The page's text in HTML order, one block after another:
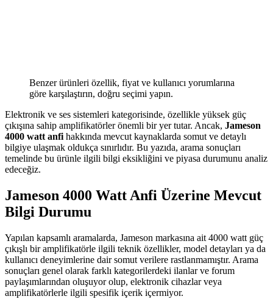
Benzer ürünleri özellik, fiyat ve kullanıcı yorumlarına
göre karşılaştırın, doğru seçimi yapın.
Elektronik ve ses sistemleri kategorisinde, özellikle yüksek güç
çıkışına sahip amplifikatörler önemli bir yer tutar. Ancak, Jameson
4000 watt anfi hakkında mevcut kaynaklarda somut ve detaylı
bilgiye ulaşmak oldukça sınırlıdır. Bu yazıda, arama sonuçları
temelinde bu ürünle ilgili bilgi eksikliğini ve piyasa durumunu analiz
edeceğiz.
Jameson 4000 Watt Anfi Üzerine Mevcut
Bilgi Durumu
Yapılan kapsamlı aramalarda, Jameson markasına ait 4000 watt güç
çıkışlı bir amplifikatörle ilgili teknik özellikler, model detayları ya da
kullanıcı deneyimlerine dair somut verilere rastlanmamıştır. Arama
sonuçları genel olarak farklı kategorilerdeki ilanlar ve forum
paylaşımlarından oluşuyor olup, elektronik cihazlar veya
amplifikatörlerle ilgili spesifik içerik içermiyor.